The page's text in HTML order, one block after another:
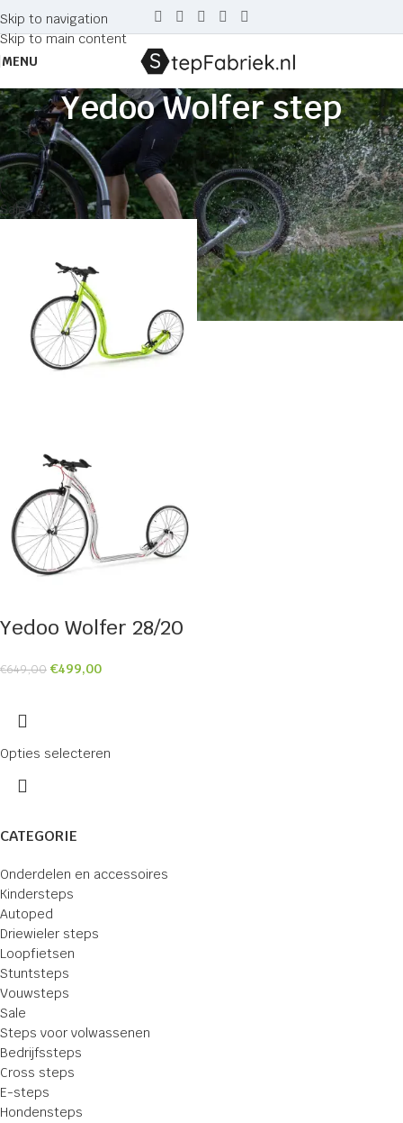
Skip to navigation
Skip to main content
MENU
Yedoo Wolfer step
CATEGORIE
Onderdelen en accessoires
Kindersteps
Autoped
Driewieler steps
Loopfietsen
Stuntsteps
Vouwsteps
Sale
Steps voor volwassenen
Bedrijfssteps
Cross steps
E-steps
Hondensteps
Home Producten getagged “Yedoo Wolfer step”
Sale
Yedoo Wolfer 28/20
€649,00 €499,00
Opties selecteren